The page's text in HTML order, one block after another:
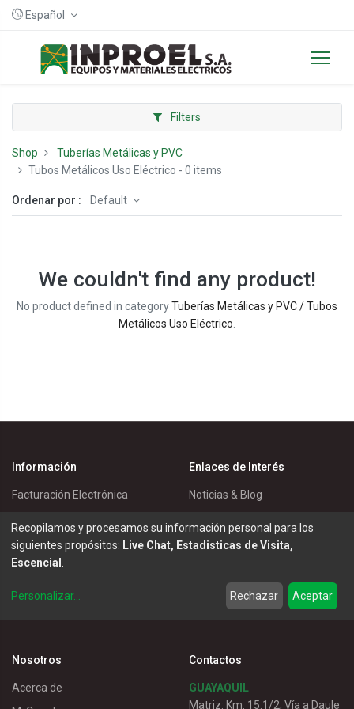
Español
Filters
Shop
Tuberías Metálicas y PVC
Tubos Metálicos Uso Eléctrico - 0 items
Ordenar por : Default
We couldn't find any product!
No product defined in categoryTuberías Metálicas y PVC / Tubos
Metálicos Uso Eléctrico.
Información
Facturación Electrónica
Política de Privacidad
Política de Entrega
Términos de Uso
Enlaces de Interés
Noticias & Blog
Master Eléctricos
Soluciones
Nosotros
Acerca de
Contactos
GUAYAQUIL
Matriz: Km. 15.1/2, Vía a Daule
Recopilamos y procesamos su información personal para los
siguientes propósitos: Live Chat, Estadisticas de Visita,
Escencial .
Personalizar... Rechazar Aceptar